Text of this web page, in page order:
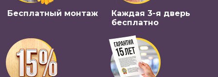
Бесплатный монтаж
Каждая 3-я дверь
бесплатно